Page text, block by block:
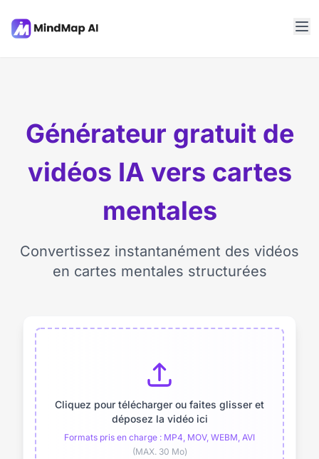
Générateur gratuit de
vidéos IA vers cartes
mentales
Convertissez instantanément des vidéos
en cartes mentales structurées
Cliquez pour télécharger ou faites glisser et
déposez la vidéo ici
Formats pris en charge : MP4, MOV, WEBM, AVI
(MAX. 30 Mo)